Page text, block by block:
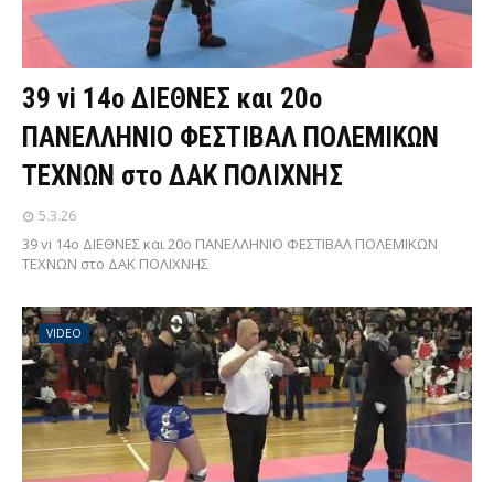
39 vi 14ο ΔΙΕΘΝΕΣ και 20ο
ΠΑΝΕΛΛΗΝΙΟ ΦΕΣΤΙΒΑΛ ΠΟΛΕΜΙΚΩΝ
ΤΕΧΝΩΝ στο ΔΑΚ ΠΟΛΙΧΝΗΣ
5.3.26
39 vi 14ο ΔΙΕΘΝΕΣ και 20ο ΠΑΝΕΛΛΗΝΙΟ ΦΕΣΤΙΒΑΛ ΠΟΛΕΜΙΚΩΝ
ΤΕΧΝΩΝ στο ΔΑΚ ΠΟΛΙΧΝΗΣ
VIDEO